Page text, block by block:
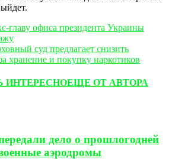
главу офиса президента Украины
суд предлагает снизить
хранение и покупку наркотиков
ИНТЕРЕСНОЕЩЕ ОТ АВТОРА
дело о прошлогодней
аэродромы